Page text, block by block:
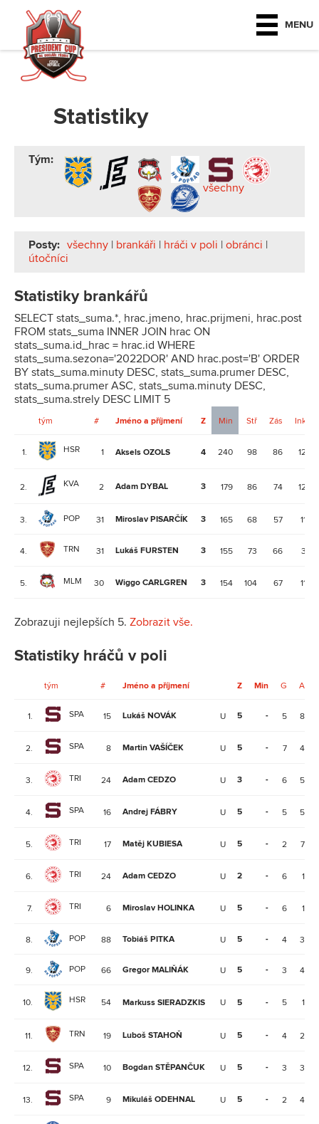
MENU
Statistiky
Tým:
všechny
Posty: všechny | brankáři | hráči v poli | obránci |
útočníci
Statistiky brankářů
SELECT stats_suma.*, hrac.jmeno, hrac.prijmeni, hrac.post
FROM stats_suma INNER JOIN hrac ON
stats_suma.id_hrac = hrac.id WHERE
stats_suma.sezona='2022DOR' AND hrac.post='B' ORDER
BY stats_suma.minuty DESC, stats_suma.prumer DESC,
stats_suma.prumer ASC, stats_suma.minuty DESC,
stats_suma.strely DESC LIMIT 5
tým # Jméno a příjmení Z Min Stř Zás Ink
1. HSR 1 Aksels OZOLS 4 240 98 86 12
2. KVA 2 Adam DYBAL 3 179 86 74 12
3. POP 31 Miroslav PISARČÍK 3 165 68 57 11
4. TRN 31 Lukáš FURSTEN 3 155 73 66 3
5. MLM 30 Wiggo CARLGREN 3 154 104 67 11
Zobrazuji nejlepších 5. Zobrazit vše.
Statistiky hráčů v poli
tým # Jméno a příjmení Z Min G A
1. SPA 15 Lukáš NOVÁK U 5 - 5 8
2. SPA 8 Martin VAŠÍČEK U 5 - 7 4
3. TRI 24 Adam CEDZO U 3 - 6 5
4. SPA 16 Andrej FÁBRY U 5 - 5 5
5. TRI 17 Matěj KUBIESA U 5 - 2 7
6. TRI 24 Adam CEDZO U 2 - 6 1
7. TRI 6 Miroslav HOLINKA U 5 - 6 1
8. POP 88 Tobiáš PITKA U 5 - 4 3
9. POP 66 Gregor MALIŇÁK U 5 - 3 4
10. HSR 54 Markuss SIERADZKIS U 5 - 5 1
11. TRN 19 Luboš STAHOŇ U 5 - 4 2
12. SPA 10 Bogdan STĚPANČUK U 5 - 3 3
13. SPA 9 Mikuláš ODEHNAL U 5 - 2 4